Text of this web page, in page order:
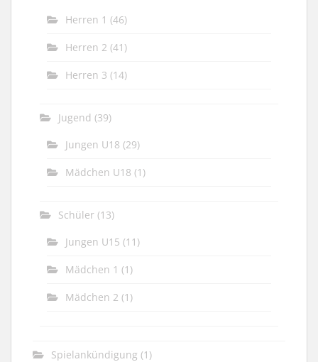
Herren 1 (46)
Herren 2 (41)
Herren 3 (14)
Jugend (39)
Jungen U18 (29)
Mädchen U18 (1)
Schüler (13)
Jungen U15 (11)
Mädchen 1 (1)
Mädchen 2 (1)
Spielankündigung (1)